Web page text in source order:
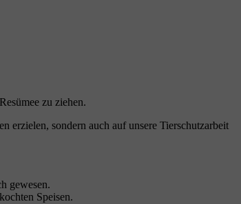
zu ziehen.
sondern auch auf unsere Tierschutzarbeit
gewesen.
Speisen.